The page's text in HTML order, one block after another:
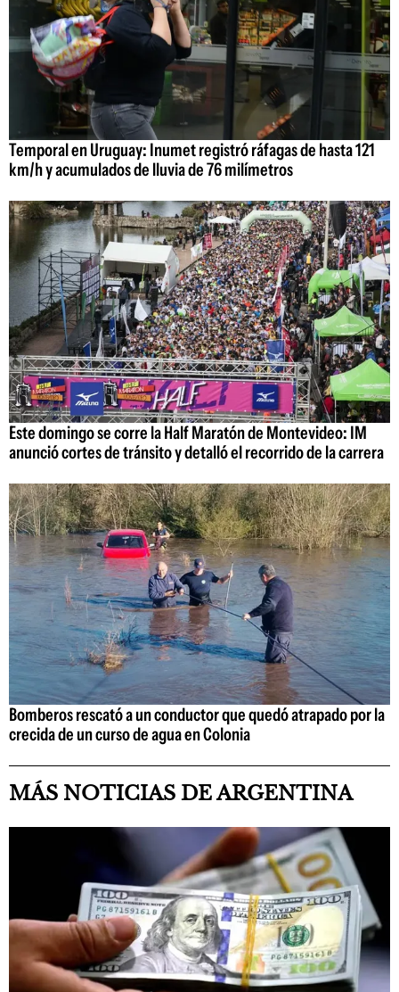
Temporal en Uruguay: Inumet registró ráfagas de hasta 121
km/h y acumulados de lluvia de 76 milímetros
Este domingo se corre la Half Maratón de Montevideo: IM
anunció cortes de tránsito y detalló el recorrido de la carrera
Bomberos rescató a un conductor que quedó atrapado por la
crecida de un curso de agua en Colonia
MÁS NOTICIAS DE ARGENTINA